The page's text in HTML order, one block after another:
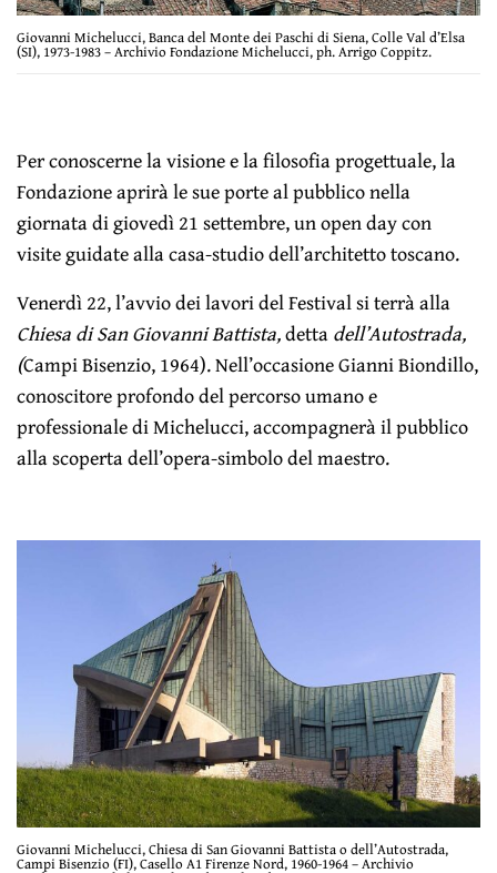
Giovanni Michelucci, Banca del Monte dei Paschi di Siena, Colle Val d’Elsa
(SI), 1973-1983 – Archivio Fondazione Michelucci, ph. Arrigo Coppitz.
Per conoscerne la visione e la filosofia progettuale, la
Fondazione aprirà le sue porte al pubblico nella
giornata di giovedì 21 settembre, un open day con
visite guidate alla casa-studio dell’architetto toscano.
Venerdì 22, l’avvio dei lavori del Festival si terrà alla
Chiesa di San Giovanni Battista,dettadell’Autostrada,
(Campi Bisenzio, 1964). Nell’occasione Gianni Biondillo,
conoscitore profondo del percorso umano e
professionale di Michelucci, accompagnerà il pubblico
alla scoperta dell’opera-simbolo del maestro.
Giovanni Michelucci, Chiesa di San Giovanni Battista o dell’Autostrada,
Campi Bisenzio (FI), Casello A1 Firenze Nord, 1960-1964 – Archivio